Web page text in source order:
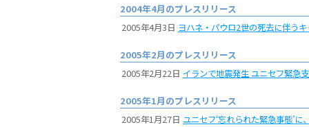
2004年4月のプレスリリース
2005年4月3日 ヨハネ・パウロ2世の死去に伴う
2005年2月のプレスリリース
2005年2月22日 イランで地震発生 ユニセフ緊急
2005年1月のプレスリリース
2005年1月27日 ユニセフ‘忘れられた緊急事態’